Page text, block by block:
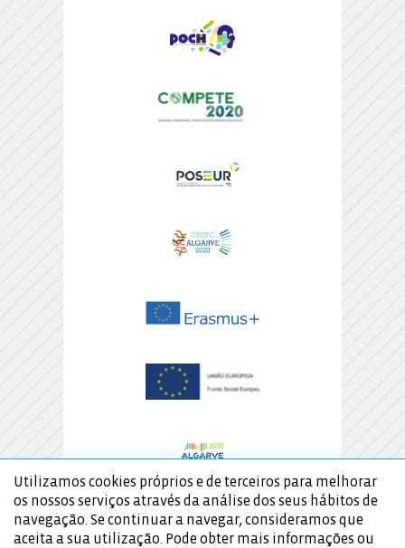
Utilizamos cookies próprios e de terceiros para melhorar
os nossos serviços através da análise dos seus hábitos de
navegação. Se continuar a navegar, consideramos que
aceita a sua utilização. Pode obter mais informações ou